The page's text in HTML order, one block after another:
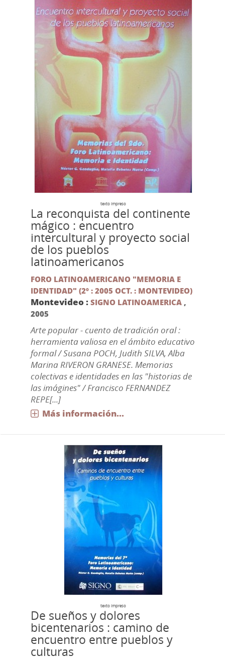
texto impreso
La reconquista del continente
mágico : encuentro
intercultural y proyecto social
de los pueblos
latinoamericanos
FORO LATINOAMERICANO "MEMORIA E
IDENTIDAD" (2º : 2005 OCT. : MONTEVIDEO)
Montevideo : SIGNO LATINOAMERICA,
2005
Arte popular - cuento de tradición oral :
herramienta valiosa en el ámbito educativo
formal / Susana POCH, Judith SILVA, Alba
Marina RIVERON GRANESE. Memorias
colectivas e identidades en las "historias de
las imágines" / Francisco FERNANDEZ
REPE[...]
Más información...
texto impreso
De sueños y dolores
bicentenarios : camino de
encuentro entre pueblos y
culturas